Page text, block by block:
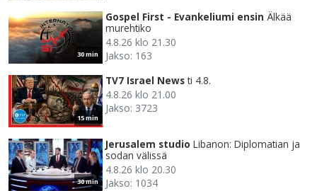
30 min
Gospel First - Evankeliumi ensin Älkää
murehtiko
4.8.26 klo 21.30
Jakso: 163
15 min
TV7 Israel News ti 4.8.
4.8.26 klo 21.00
Jakso: 3723
30 min
Jerusalem studio Libanon: Diplomatian ja
sodan välissä
4.8.26 klo 20.30
Jakso: 1034